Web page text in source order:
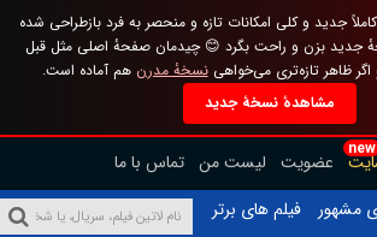
جدید و کلی امکانات تازه و منحصر به فرد بازطراحی شده
جدید بزن و راحت بگرد 😊 چیدمان صفحهٔ اصلی مثل قبل
اگر ظاهر تازه‌تری می‌خواهینسخهٔ مدرن هم آماده است.
مشاهدهٔ نسخهٔ جدید
new
عضویت لیست من تماس با ما
مشهور
فیلم های برتر